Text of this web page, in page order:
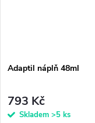
Adaptil náplň 48ml
793 Kč
Skladem >5 ks